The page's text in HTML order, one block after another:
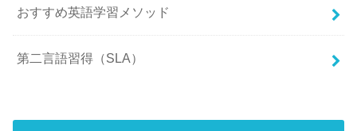
おすすめ英語学習メソッド
第二言語習得（SLA）